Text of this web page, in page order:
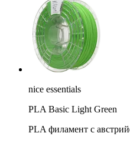
nice essentials
PLA Basic Light Green
PLA филамент с